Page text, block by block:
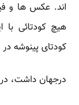
اند. عکس ها و
هیچ کودتائی
کودتای پینوشه
درجهان داشت، در پای کودتای